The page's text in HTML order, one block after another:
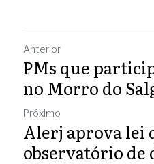
Anterior
PMs que
no Morro do
Próximo
Alerj aprova lei
observatório de